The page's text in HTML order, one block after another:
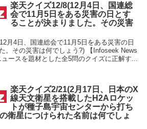
楽天クイズ12/8(12月4日、国連総
会で11月5日をある災害の日とす
ることが決まりました。その災害
月4日、国連総会で11月5日をある災害の日
。その災害は何でしょう?) 【Infoseek News
ースを題材とした全5問のクイズに正解す...
楽天クイズ2/21(2月17日、日本のX
線天文衛星を搭載したH2Aロケッ
トが種子島宇宙センターから打ち
衛星につけられた名前は何でしょ